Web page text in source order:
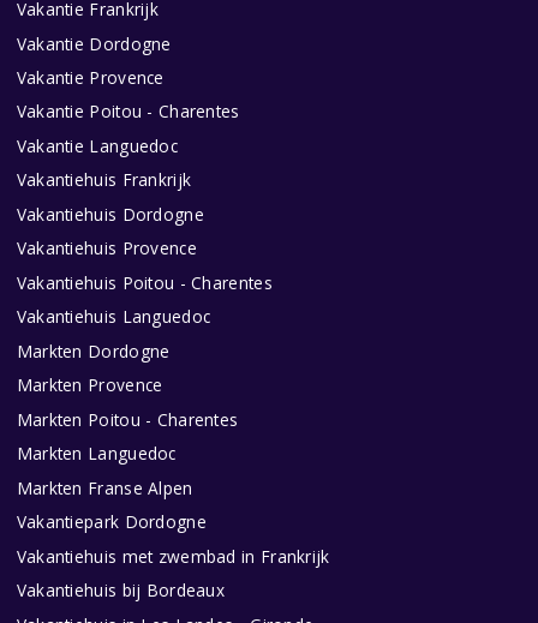
Vakantie Frankrijk
Vakantie Dordogne
Vakantie Provence
Vakantie Poitou - Charentes
Vakantie Languedoc
Vakantiehuis Frankrijk
Vakantiehuis Dordogne
Vakantiehuis Provence
Vakantiehuis Poitou - Charentes
Vakantiehuis Languedoc
Markten Dordogne
Markten Provence
Markten Poitou - Charentes
Markten Languedoc
Markten Franse Alpen
Vakantiepark Dordogne
Vakantiehuis met zwembad in Frankrijk
Vakantiehuis bij Bordeaux